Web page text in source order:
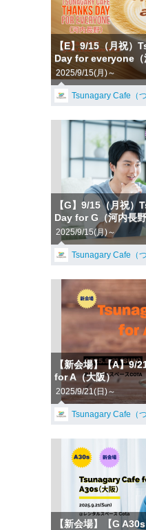
【E】9/15（月祝
Day for everyone（
2025/9/15(月)～
Tsunagary Cafe（
【G】9/15（月祝
Day for G（河内長野
2025/9/15(月)～
Tsunagary Cafe（
【新会場】【A】9/
for A（大阪）
2025/9/21(日)～
Tsunagary Cafe（
【新会場】【G